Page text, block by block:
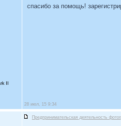
II
спасибо за помощь!
28 июл, 15 9:34
Предпринимательская деятельность